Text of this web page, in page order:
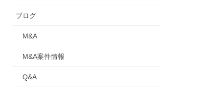
ブログ
M&A
M&A案件情報
Q&A